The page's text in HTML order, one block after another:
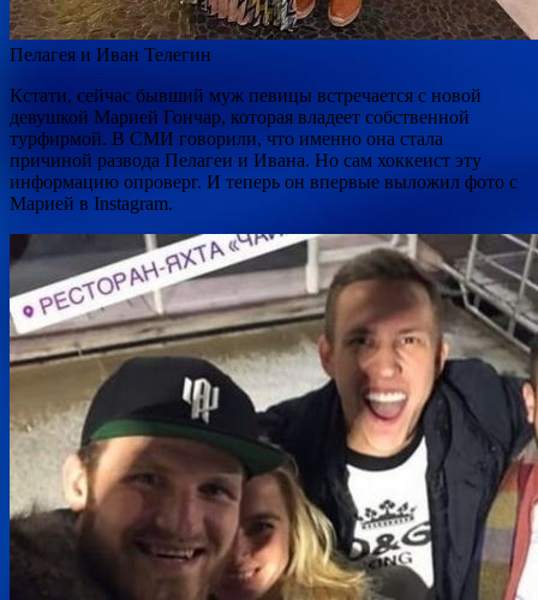
Пелагея и Иван Телегин
Кстати, сейчас бывший муж певицы встречается с новой
девушкой Марией Гончар, которая владеет собственной
турфирмой. В СМИ говорили, что именно она стала
причиной развода Пелагеи и Ивана. Но сам хоккеист эту
информацию опроверг. И теперь он впервые выложил фото с
Марией в Instagram.